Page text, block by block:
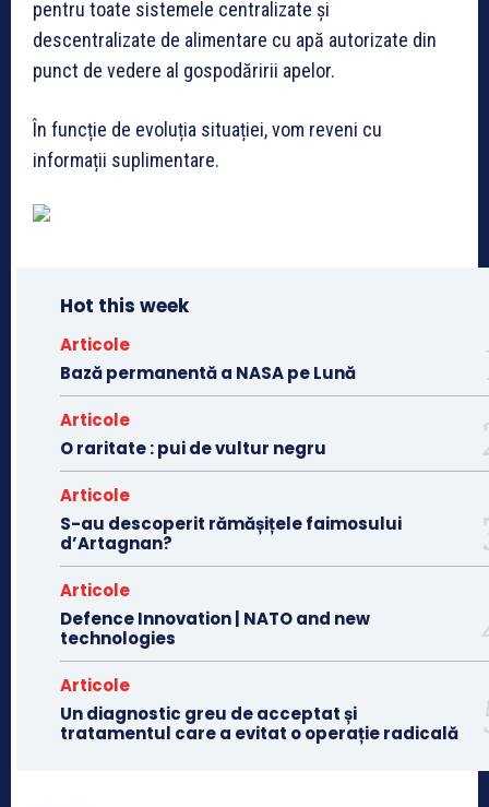
pentru toate sistemele centralizate și
descentralizate de alimentare cu apă autorizate din
punct de vedere al gospodăririi apelor.
În funcție de evoluția situației, vom reveni cu
informații suplimentare.
Hot this week
Articole
Bază permanentă a NASA pe Lună
Articole
O raritate : pui de vultur negru
Articole
S-au descoperit rămășițele faimosului
d’Artagnan?
Articole
Defence Innovation | NATO and new
technologies
Articole
Un diagnostic greu de acceptat și
tratamentul care a evitat o operație radicală